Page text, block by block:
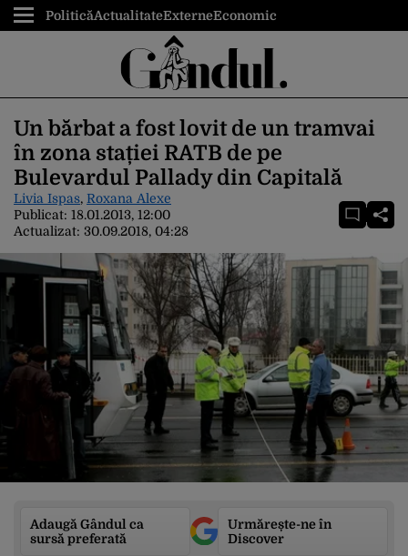
PoliticăActualitateExterneEconomic
Un bărbat a fost lovit de un tramvai
în zona stației RATB de pe
Bulevardul Pallady din Capitală
Livia Ispas, Roxana Alexe
Publicat: 18.01.2013, 12:00
Actualizat: 30.09.2018, 04:28
Adaugă Gândul ca
sursă preferată
Urmărește-ne în
Discover